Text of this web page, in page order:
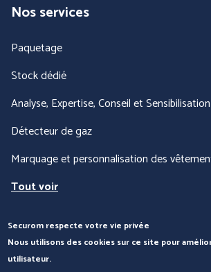
Nos services
Paquetage
Stock dédié
Analyse, Expertise, Conseil et Sensibilisation
Détecteur de gaz
Marquage et personnalisation des
Tout voir
Nous contacter
Securom respecte votre vie privée
Nous utilisons des cookies sur ce site pour
utilisateur.